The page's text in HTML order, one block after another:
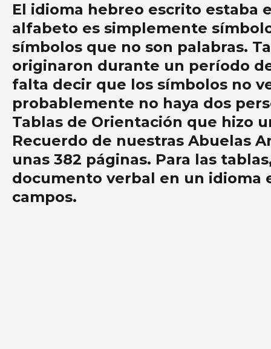
El idioma hebreo escrito estaba
alfabeto es simplemente
símbolos que no son palabras.
originaron durante un período
falta decir que los símbolos no
probablemente no haya dos
Tablas de Orientación que hizo
Recuerdo de nuestras Abuelas
unas 382 páginas. Para las
documento verbal en un idioma
campos.